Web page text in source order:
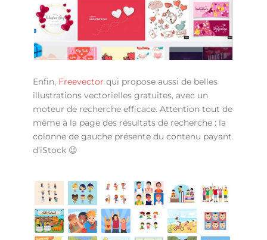
Enfin, Freevector qui propose aussi de belles
illustrations vectorielles gratuites, avec un
moteur de recherche efficace. Attention tout de
même à la page des résultats de recherche : la
colonne de gauche présente du contenu payant
d’iStock 😉